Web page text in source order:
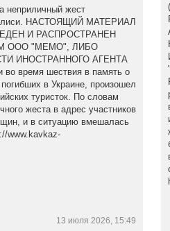
неприличный жест
НАСТОЯЩИЙ МАТЕРИАЛ
И РАСПРОСТРАНЕН
ООО "МЕМО", ЛИБО
ИНОСТРАННОГО АГЕНТА
время шествия в память о
в Украине, произошел
туристок. По словам
жеста в адрес участников
и в ситуацию вмешалась
www.kavkaz-
13 июля 2026, 15:49